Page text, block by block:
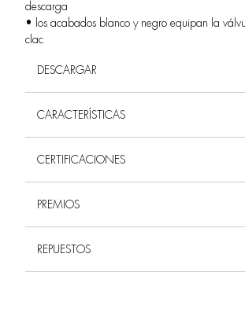
descarga
• los acabados blanco y negro equipan la
clac
DESCARGAR
CARACTERÍSTICAS
CERTIFICACIONES
PREMIOS
REPUESTOS